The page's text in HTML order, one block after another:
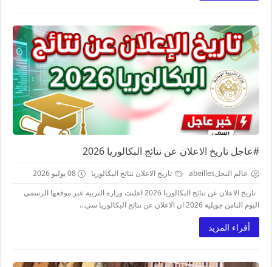
#عاجل تاريخ الاعلان عن نتائج البكالوريا 2026
عالم النحلabeilles تاريخ الاعلان نتائج البكالوريا
08 يوليو 2026
تاريخ الاعلان عن نتائج البكالوريا 2026 اعلنت وزارة التربية عبر موقعها الرسمي
اليوم الثامن جويلية 2026 ان الاعلان عن نتائج البكالوريا سي...
أقراء المزيد